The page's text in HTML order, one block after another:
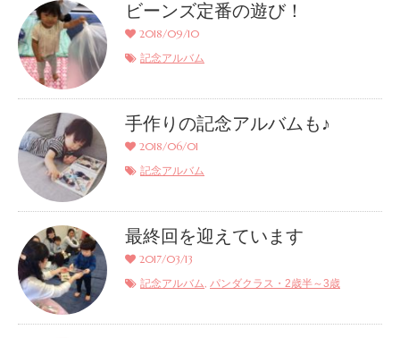
ビーンズ定番の遊び！
2018/09/10
記念アルバム
手作りの記念アルバムも♪
2018/06/01
記念アルバム
最終回を迎えています
2017/03/13
記念アルバム, パンダクラス・2歳半～3歳